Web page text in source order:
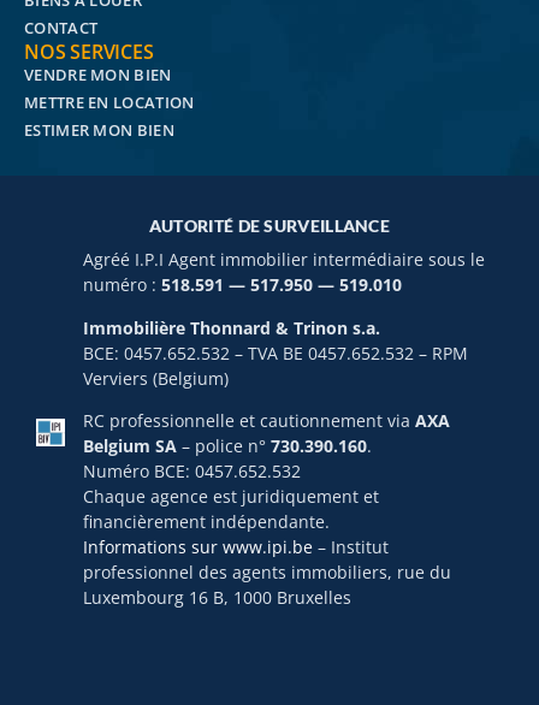
CONTACT
NOS SERVICES
VENDRE MON BIEN
METTRE EN LOCATION
ESTIMER MON BIEN
AUTORITÉ DE SURVEILLANCE
Agréé I.P.I Agent immobilier intermédiaire sous le
numéro : 518.591 — 517.950 — 519.010
Immobilière Thonnard & Trinon s.a.
BCE: 0457.652.532 – TVA BE 0457.652.532 – RPM
Verviers (Belgium)
RC professionnelle et cautionnement via AXA
Belgium SA– police n° 730.390.160.
Numéro BCE: 0457.652.532
Chaque agence est juridiquement et
financièrement indépendante.
Informations sur www.ipi.be– Institut
professionnel des agents immobiliers, rue du
Luxembourg 16 B, 1000 Bruxelles